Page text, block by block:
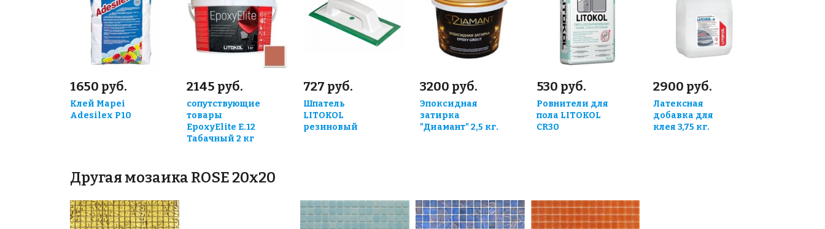
1650 руб.
Клей Mapei
Adesilex P10
2145 руб.
сопутствующие
товары
EpoxyElite E.12
Табачный 2 кг
727 руб.
Шпатель
LITOKOL
резиновый
3200 руб.
Эпоксидная
затирка
"Диамант" 2,5 кг.
530 руб.
Ровнители для
пола LITOKOL
CR30
2900 руб.
Латексная
добавка для
клея 3,75 кг.
Другая мозаика ROSE 20x20